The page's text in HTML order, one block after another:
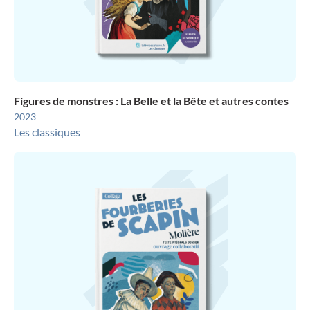
Figures de monstres : La Belle et la Bête et autres contes
2023
Les classiques